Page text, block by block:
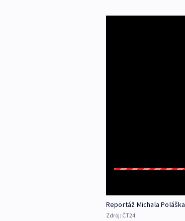
Reportáž Michala Poláška
Zdroj: ČT24